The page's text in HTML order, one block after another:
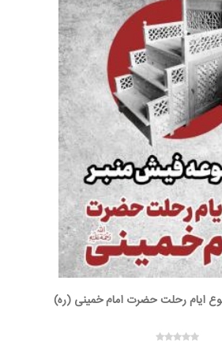
ایام رحلت حضرت امام خمینی (ره)